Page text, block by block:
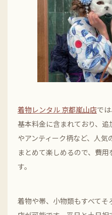
着物レンタル 京都嵐山店で
基本料金に含まれており、
やアンティーク柄など、人
まとめて楽しめるので、費
す。
着物や帯、小物類もすべて